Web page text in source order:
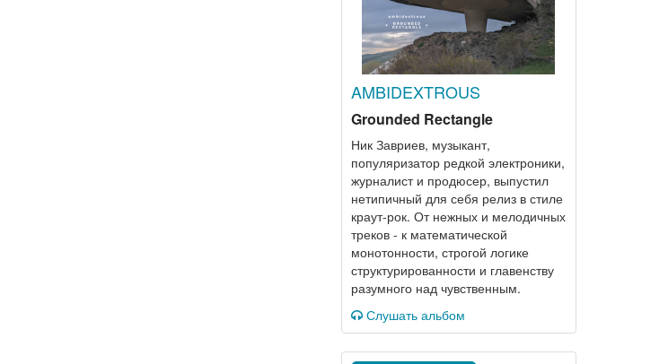
AMBIDEXTROUS
Grounded Rectangle
Ник Завриев, музыкант,
популяризатор редкой электроники,
журналист и продюсер, выпустил
нетипичный для себя релиз в стиле
краут-рок. От нежных и мелодичных
треков - к математической
монотонности, строгой логике
структурированности и главенству
разумного над чувственным.
Слушать альбом